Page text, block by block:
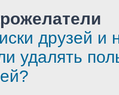
друзей и
удалять